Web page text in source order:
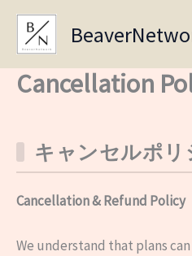
Skip
content
Cancellation
キャンセルポリ
Cancellation & Refund Policy
We understand that plans